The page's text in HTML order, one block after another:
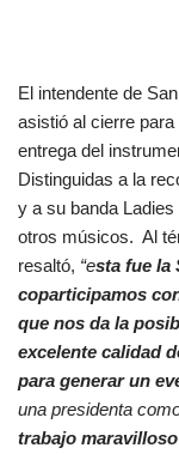
El intendente de
asistió al cierre
entrega del
Distinguidas a la
y a su banda
otros músicos. Al
resaltó, “esta fue la
coparticipamos
que nos da la
excelente calidad
para generar un
una presidenta
trabajo